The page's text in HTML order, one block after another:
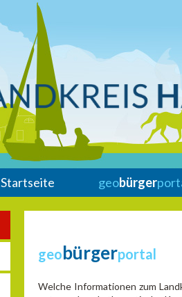
Startseite geobürger
geobürgerportal
Welche Informationen zum